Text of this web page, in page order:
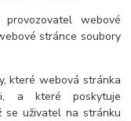
webové
stránce soubory
které webová stránka
a které poskytuje
se uživatel na stránku